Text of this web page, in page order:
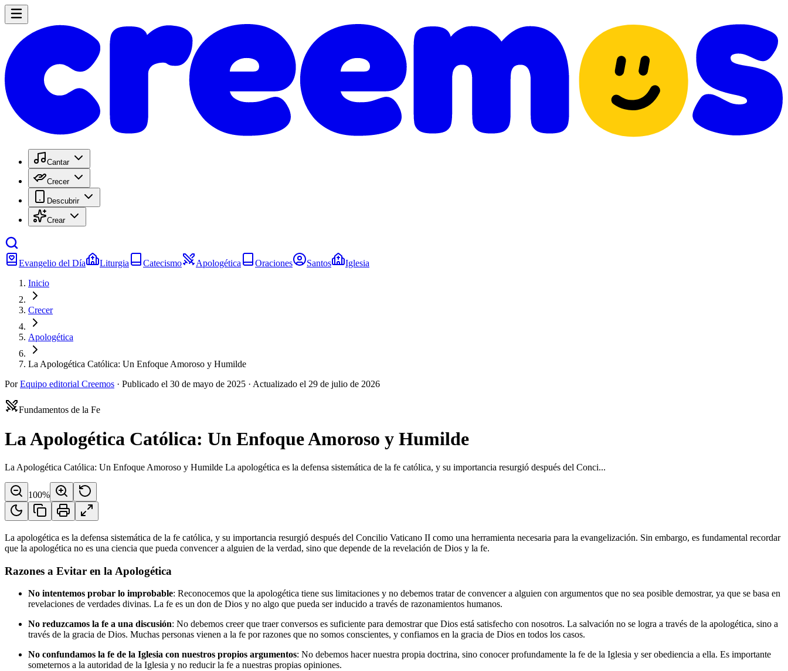
Cantar
Crecer
Descubrir
Crear
Evangelio del Día Liturgia Catecismo Apologética Oraciones Santos
Iglesia
Inicio
Crecer
Apologética
La Apologética Católica: Un Enfoque Amoroso y Humilde
Por Equipo editorial Creemos · Publicado el 30 de mayo de 2025 · Actualizado el 29 de julio de 2026
Fundamentos de la Fe
La Apologética Católica: Un Enfoque Amoroso y Humilde
La Apologética Católica: Un Enfoque Amoroso y Humilde La apologética es la defensa sistemática de la fe católica, y su importancia resurgió después del Conci...
100%
La apologética es la defensa sistemática de la fe católica, y su importancia resurgió después del Concilio Vaticano II como una herramienta necesaria para la evangelización. Sin embargo, es fundamental recordar
que la apologética no es una ciencia que pueda convencer a alguien de la verdad, sino que depende de la revelación de Dios y la fe.
Razones a Evitar en la Apologética
No intentemos probar lo improbable: Reconocemos que la apologética tiene sus limitaciones y no debemos tratar de convencer a alguien con argumentos que no sea posible demostrar, ya que se basa en
revelaciones de verdades divinas. La fe es un don de Dios y no algo que pueda ser inducido a través de razonamientos humanos.
No reduzcamos la fe a una discusión: No debemos creer que traer conversos es suficiente para demostrar que Dios está satisfecho con nosotros. La salvación no se logra a través de la apologética, sino a
través de la gracia de Dios. Muchas personas vienen a la fe por razones que no somos conscientes, y confiamos en la gracia de Dios en todos los casos.
No confundamos la fe de la Iglesia con nuestros propios argumentos: No debemos hacer nuestra propia doctrina, sino conocer profundamente la fe de la Iglesia y ser obediencia a ella. Es importante
someternos a la autoridad de la Iglesia y no reducir la fe a nuestras propias opiniones.